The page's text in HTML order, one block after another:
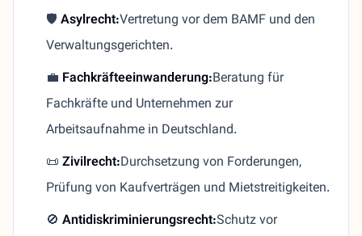
🛡️ Asylrecht:Vertretung vor dem BAMF und den
Verwaltungsgerichten.
💼 Fachkräfteeinwanderung:Beratung für
Fachkräfte und Unternehmen zur
Arbeitsaufnahme in Deutschland.
📜 Zivilrecht:Durchsetzung von Forderungen,
Prüfung von Kaufverträgen und Mietstreitigkeiten.
🚫 Antidiskriminierungsrecht:Schutz vor